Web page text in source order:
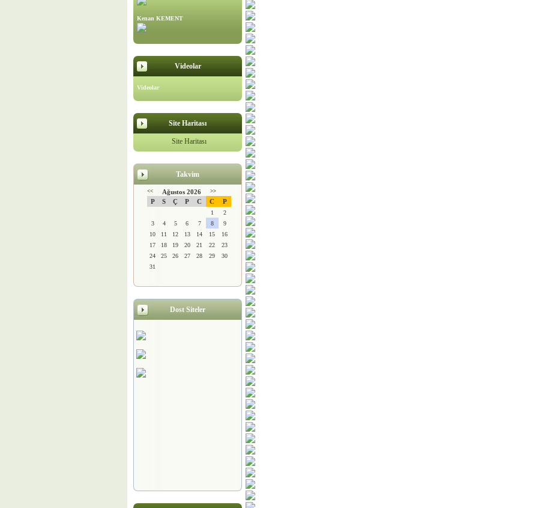
Kenan KEMENT
Videolar
Videolar
Site Haritası
Site Haritası
Takvim
<< Ağustos 2026 >>
P S Ç P C C P
1
2
3
4 5 6 7 8
9
10
11 12 13 14 15
16
17
18 19 20 21 22
23
24
25 26 27 28 29
30
31
Dost Siteler